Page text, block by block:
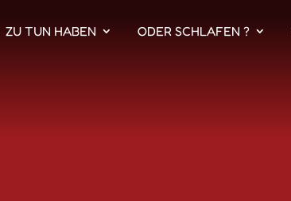
ZU TUN HABEN ODER SCHLAFEN ?